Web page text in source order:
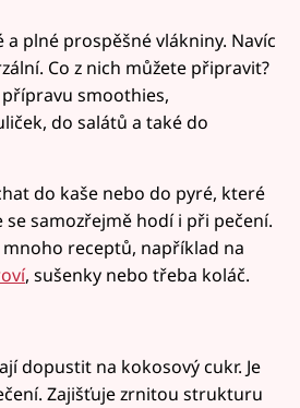
a plné prospěšné vlákniny. Navíc
Co z nich můžete připravit?
smoothies,
do salátů a také do
do kaše nebo do pyré, které
se samozřejmě hodí i při pečení.
receptů, například na
, sušenky nebo třeba koláč.
dopustit na kokosový cukr. Je
Zajišťuje zrnitou strukturu